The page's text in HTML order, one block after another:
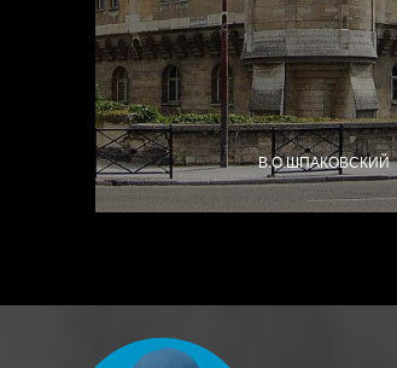
В.О.ШПАКОВСКИЙ